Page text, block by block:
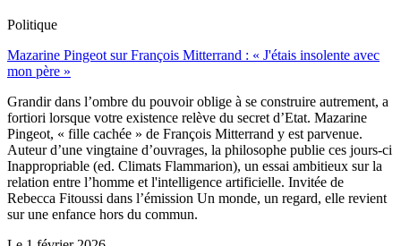
Politique
Mazarine Pingeot sur François Mitterrand : « J'étais insolente avec
mon père »
Grandir dans l’ombre du pouvoir oblige à se construire autrement, a
fortiori lorsque votre existence relève du secret d’Etat. Mazarine
Pingeot, « fille cachée » de François Mitterrand y est parvenue.
Auteur d’une vingtaine d’ouvrages, la philosophe publie ces jours-ci
Inappropriable (ed. Climats Flammarion), un essai ambitieux sur la
relation entre l’homme et l'intelligence artificielle. Invitée de
Rebecca Fitoussi dans l’émission Un monde, un regard, elle revient
sur une enfance hors du commun.